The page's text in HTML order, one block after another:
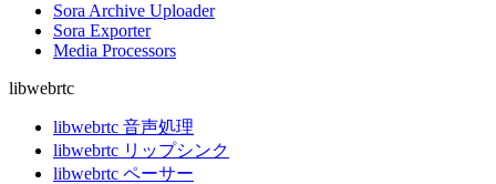
Sora Archive Uploader
Sora Exporter
Media Processors
libwebrtc
libwebrtc 音声処理
libwebrtc リップシンク
libwebrtc ペーサー